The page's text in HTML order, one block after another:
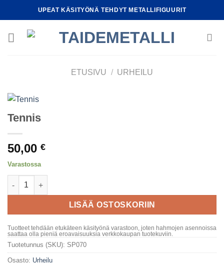
to
UPEAT KÄSITYÖNÄ TEHDYT METALLIFIGUURIT
ETUSIVU / URHEILU
Tennis
50,00 €
Varastossa
Tennis määrä
LISÄÄ OSTOSKORIIN
Tuotteet tehdään etukäteen käsityönä varastoon, joten hahmojen asennoissa
saattaa olla pieniä eroavaisuuksia verkkokaupan tuotekuviin.
Tuotetunnus (SKU): SP070
Osasto: Urheilu